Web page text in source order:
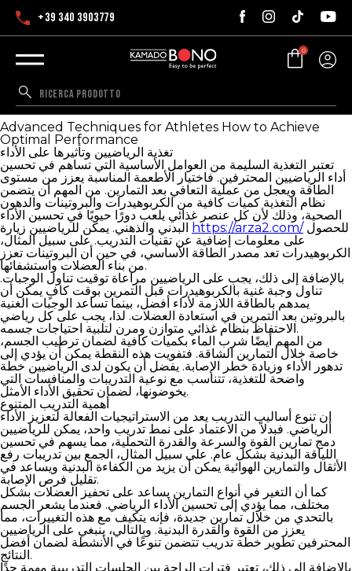
+39 340 3903779
0
Advanced Techniques for Athletes How to Achieve
Optimal Performance
Advanced Techniques for Athletes How to Achieve
Optimal Performance
تغذية الرياضيين وتأثيرها على الأداء
تعتبر التغذية السليمة من العوامل الأساسية التي تساهم في تحسين
أداء الرياضيين المحترفين. فاختيار الأطعمة المناسبة يعزز من مستوى
الطاقة ويعجل من عملية التعافي بعد التمارين. من المهم أن يتضمن
نظام التغذية كميات كافية من الكربوهيدرات والبروتينات والدهون
الصحية، وذلك لأن كل عنصر غذائي يلعب دورًا حيويًا في تحسين الأداء
https://arza2.com/للحصول
على معلومات إضافية عن تقنيات التدريب. على سبيل المثال،
الكربوهيدرات تعد مصدر الطاقة الأساسي، في حين أن البروتينات تعزز
من بناء العضلات واستشفائها.
بالإضافة إلى ذلك، يجب على الرياضيين مراعاة توقيت تناول الوجبات.
تناول وجبة غنية بالكربوهيدرات قبل التمرين بوقت كافٍ يمكن أن
يمدهم بالطاقة اللازمة لأداء أفضل، بينما تساعد الوجبات الغنية
بالبروتين بعد التمرين في استعادة العضلات. لذا، يجب على كل رياضي
الاحتفاظ بنظام غذائي متوازن ومرن لتلبية احتياجات جسمه.
من المهم أيضًا شرب الماء بكميات كافية لضمان ترطيب الجسم،
خاصة خلال التمارين الشاقة. فتفويت هذه النقطة يمكن أن يؤدي إلى
تدهور الأداء وزيادة خطر الإصابة. يفضل أن يكون لدى الرياضيين خطة
واضحة للتغذية، تتناسب مع نوعية التدريبات والمنافسات التي
يخوضونها، لضمان تحقيق الأداء الأمثل.
أهمية التدريب المتنوع
إن تنوع أساليب التدريب يعد من الاستراتيجيات الفعالة لتعزيز الأداء
الرياضي. فبدلاً من الاعتماد على نمط تدريب واحد، يمكن للرياضيين
دمج تمارين القوة والسرعة والقدرة التحملية، مما يسهم في تحسين
اللياقة البدنية بشكل عام. على سبيل المثال، الجمع بين تدريبات رفع
الأثقال والتمارين الهوائية يمكن أن يزيد من الكفاءة البدنية ويساعد في
تقليل فرص الإصابة.
كما أن التغير في أنواع التمارين يساعد على تحفيز العضلات بشكل
مختلف، مما يؤدي إلى تحسين الأداء الرياضي. فعندما يشعر الجسم
بالتحدي من خلال تمارين جديدة، فإنه يتكيف مع هذه التغييرات، مما
يعزز من القوة والقدرة البدنية. وبالتالي، ينبغي على الرياضيين
المحترفين تطوير خطة تدريب تتضمن تنوعًا في الأنشطة لضمان أفضل
النتائج.
بالإضافة إلى ذلك، تعتبر فترات الراحة بين الجلسات التدريبية مهمة جدًا